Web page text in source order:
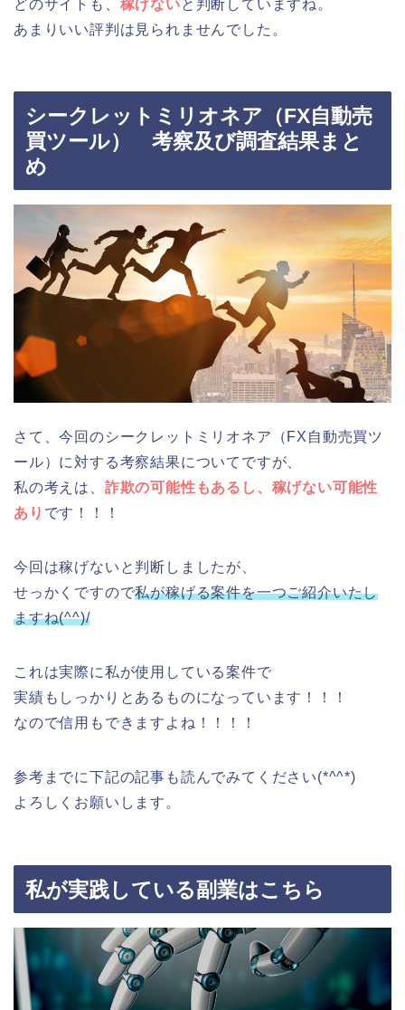
どのサイトも、 稼げないと判断していますね。
あまりいい評判は見られませんでした。
シークレットミリオネア（FX自動売
買ツール） 考察及び調査結果まと
め
さて、今回のシークレットミリオネア（FX自動売買ツ
ール）に対する考察結果についてですが、
私の考えは、 詐欺の可能性もあるし、稼げない可能性
あり です！！！
今回は稼げないと判断しましたが、
せっかくですので私が稼げる案件を一つご紹介いたし
ますね(^^)/
これは実際に私が使用している案件で
実績もしっかりとあるものになっています！！！
なので信用もできますよね！！！！
参考までに下記の記事も読んでみてください(*^^*)
よろしくお願いします。
私が実践している副業はこちら